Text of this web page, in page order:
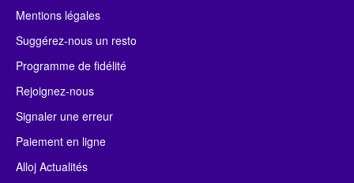
Mentions légales
Suggérez-nous un resto
Programme de fidélité
Rejoignez-nous
Signaler une erreur
Paiement en ligne
Alloj Actualités